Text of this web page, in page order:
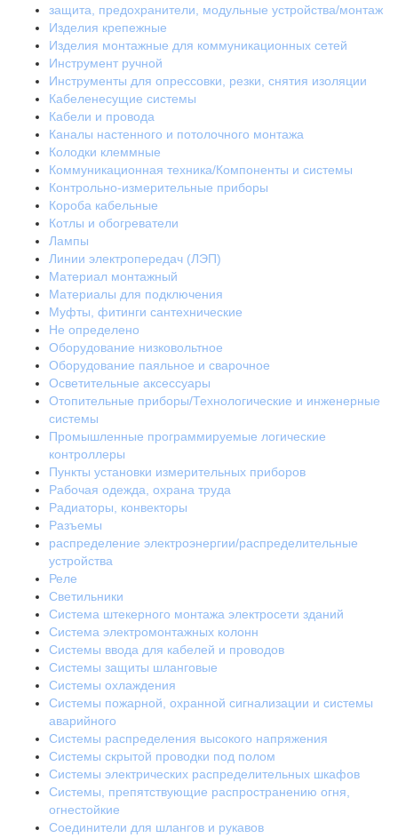
защита, предохранители, модульные устройства/монтаж
Изделия крепежные
Изделия монтажные для коммуникационных сетей
Инструмент ручной
Инструменты для опрессовки, резки, снятия изоляции
Кабеленесущие системы
Кабели и провода
Каналы настенного и потолочного монтажа
Колодки клеммные
Коммуникационная техника/Компоненты и системы
Контрольно-измерительные приборы
Короба кабельные
Котлы и обогреватели
Лампы
Линии электропередач (ЛЭП)
Материал монтажный
Материалы для подключения
Муфты, фитинги сантехнические
Не определено
Оборудование низковольтное
Оборудование паяльное и сварочное
Осветительные аксессуары
Отопительные приборы/Технологические и инженерные
системы
Промышленные программируемые логические
контроллеры
Пункты установки измерительных приборов
Рабочая одежда, охрана труда
Радиаторы, конвекторы
Разъемы
распределение электроэнергии/распределительные
устройства
Реле
Светильники
Система штекерного монтажа электросети зданий
Система электромонтажных колонн
Системы ввода для кабелей и проводов
Системы защиты шланговые
Системы охлаждения
Системы пожарной, охранной сигнализации и системы
аварийного
Системы распределения высокого напряжения
Системы скрытой проводки под полом
Системы электрических распределительных шкафов
Системы, препятствующие распространению огня,
огнестойкие
Соединители для шлангов и рукавов